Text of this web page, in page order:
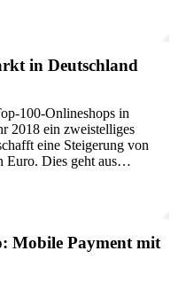
in Deutschland
100-Onlineshops in
2018 ein zweistelliges
eine Steigerung von
Euro. Dies geht aus…
Mobile Payment mit